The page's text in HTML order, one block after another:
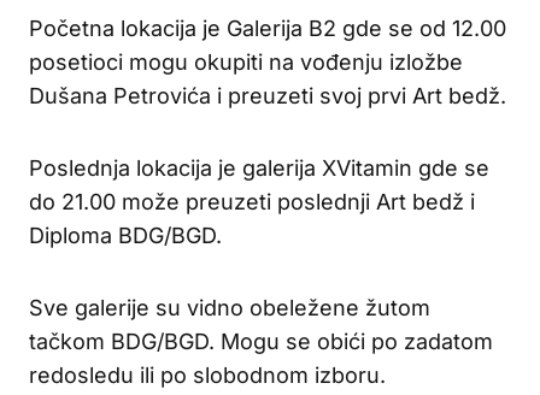
Početna lokacija je Galerija B2 gde se od 12.00
posetioci mogu okupiti na vođenju izložbe
Dušana Petrovića i preuzeti svoj prvi Art bedž.
Poslednja lokacija je galerija XVitamin gde se
do 21.00 može preuzeti poslednji Art bedž i
Diploma BDG/BGD.
Sve galerije su vidno obeležene žutom
tačkom BDG/BGD. Mogu se obići po zadatom
redosledu ili po slobodnom izboru.